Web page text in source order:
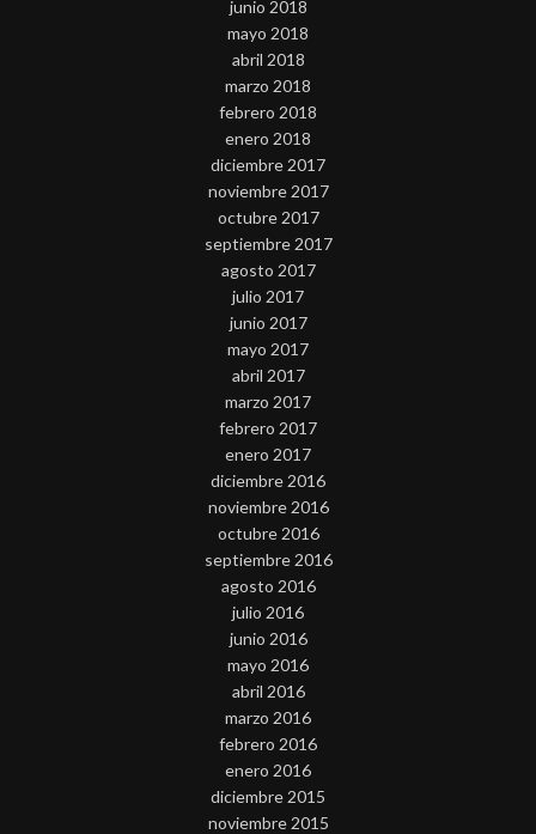
junio 2018
mayo 2018
abril 2018
marzo 2018
febrero 2018
enero 2018
diciembre 2017
noviembre 2017
octubre 2017
septiembre 2017
agosto 2017
julio 2017
junio 2017
mayo 2017
abril 2017
marzo 2017
febrero 2017
enero 2017
diciembre 2016
noviembre 2016
octubre 2016
septiembre 2016
agosto 2016
julio 2016
junio 2016
mayo 2016
abril 2016
marzo 2016
febrero 2016
enero 2016
diciembre 2015
noviembre 2015